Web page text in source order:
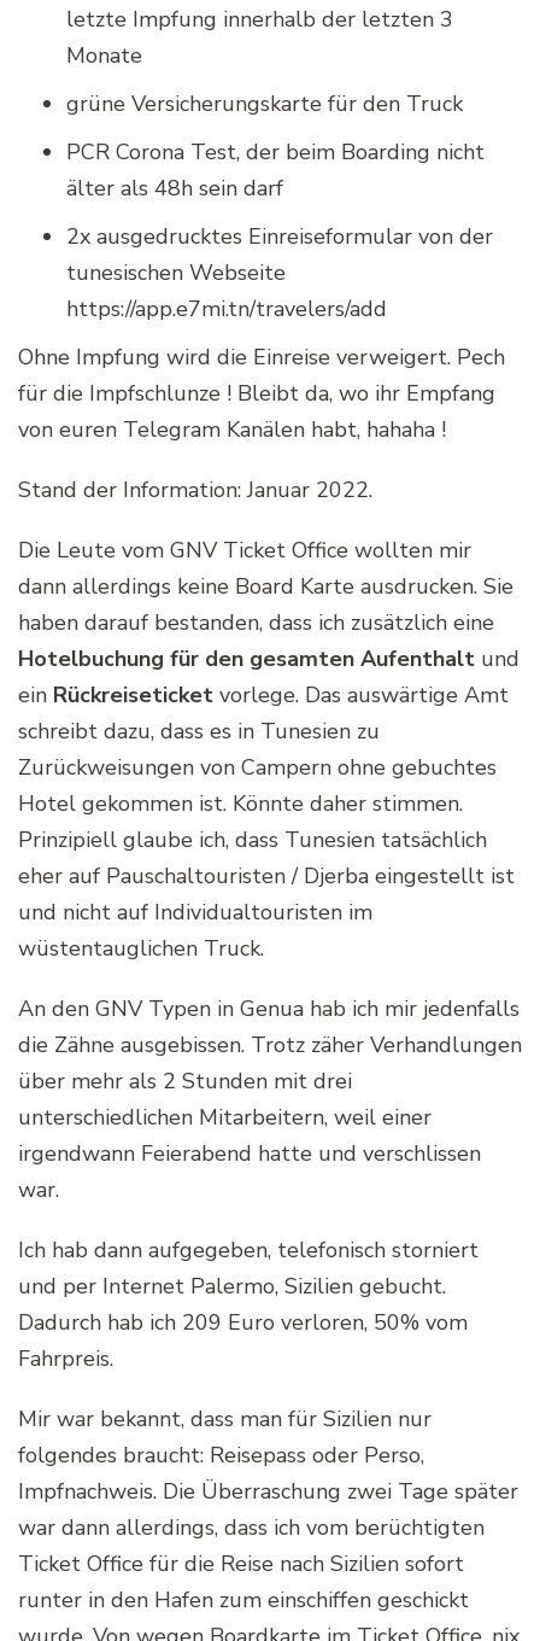
letzte Impfung innerhalb der letzten 3
Monate
grüne Versicherungskarte für den Truck
PCR Corona Test, der beim Boarding nicht
älter als 48h sein darf
2x ausgedrucktes Einreiseformular von der
tunesischen Webseite
https://app.e7mi.tn/travelers/add
Ohne Impfung wird die Einreise verweigert. Pech
für die Impfschlunze ! Bleibt da, wo ihr Empfang
von euren Telegram Kanälen habt, hahaha !
Stand der Information: Januar 2022.
Die Leute vom GNV Ticket Office wollten mir
dann allerdings keine Board Karte ausdrucken. Sie
haben darauf bestanden, dass ich zusätzlich eine
Hotelbuchung für den gesamten Aufenthalt und
ein Rückreiseticket vorlege. Das auswärtige Amt
schreibt dazu, dass es in Tunesien zu
Zurückweisungen von Campern ohne gebuchtes
Hotel gekommen ist. Könnte daher stimmen.
Prinzipiell glaube ich, dass Tunesien tatsächlich
eher auf Pauschaltouristen / Djerba eingestellt ist
und nicht auf Individualtouristen im
wüstentauglichen Truck.
An den GNV Typen in Genua hab ich mir jedenfalls
die Zähne ausgebissen. Trotz zäher Verhandlungen
über mehr als 2 Stunden mit drei
unterschiedlichen Mitarbeitern, weil einer
irgendwann Feierabend hatte und verschlissen
war.
Ich hab dann aufgegeben, telefonisch storniert
und per Internet Palermo, Sizilien gebucht.
Dadurch hab ich 209 Euro verloren, 50% vom
Fahrpreis.
Mir war bekannt, dass man für Sizilien nur
folgendes braucht: Reisepass oder Perso,
Impfnachweis. Die Überraschung zwei Tage später
war dann allerdings, dass ich vom berüchtigten
Ticket Office für die Reise nach Sizilien sofort
runter in den Hafen zum einschiffen geschickt